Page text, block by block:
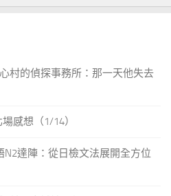
村的偵探事務所：那一天他失去
感想（1/14）
N2達陣：從日檢文法展開全方位